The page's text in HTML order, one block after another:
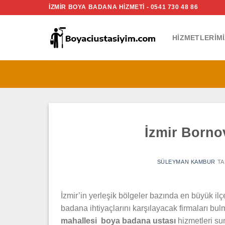
İZMİR BOYA BADANA HİZMETİ - 0541 730 48 86
İzmir
SÜLEYMAN KAMBUR
İzmir’in yerleşik bölgeler bazında en büyük
badana ihtiyaçlarını karşılayacak firmaları
mahallesi boya badana ustası hizmetleri